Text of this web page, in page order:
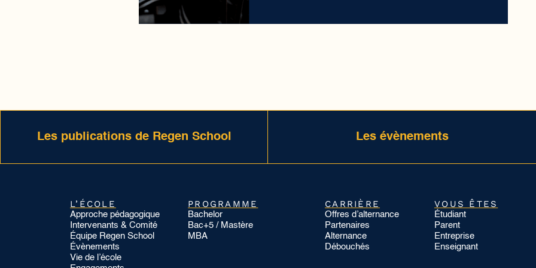
Les publications de Regen School Les évènements
L’ÉCOLE
Approche pédagogique
Intervenants & Comité
Équipe Regen School
Évènements
Vie de l’école
PROGRAMME
Bachelor
Bac+5 / Mastère
MBA
CARRIÈRE
Offres d’alternance
Partenaires
Alternance
Débouchés
VOUS ÊTES
Étudiant
Parent
Entreprise
Enseignant